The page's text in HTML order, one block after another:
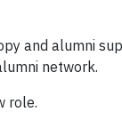
and alumni
network.
role.